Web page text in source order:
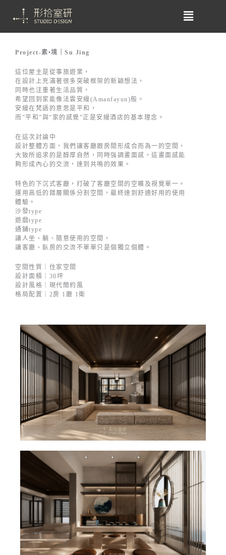
Project-素•境｜Su Jing
這位屋主是從事旅遊業，
在設計上充滿著很多突破框架的新穎想法，
同時也注重著生活品質，
希望回到家能像法雲安縵(Amanfayun)般。
安縵在梵語的意思是平和，
而”平和”與”家的感覺”正是安縵酒店的基本理念。
在這次討論中
設計整體方面，我們讓客廳跟房間形成合而為一的空間，
大致所追求的是醇厚自然，同時強調畫面感，這畫面感能
夠形成內心的交流，達到共鳴的效果。
特色的下沉式客廳，打破了客廳空間的空曠及視覺單一。
運用高低的錯層關係分割空間，最終達到舒適好用的使用
體驗。
沙發type
遊戲type
通鋪type
讓人坐、躺、隨意使用的空間，
讓客廳、臥房的交流不單單只是個獨立個體。
空間性質｜住家空間
設計面積｜30坪
設計風格｜現代簡約風
格局配置｜2房 1廳 1衛